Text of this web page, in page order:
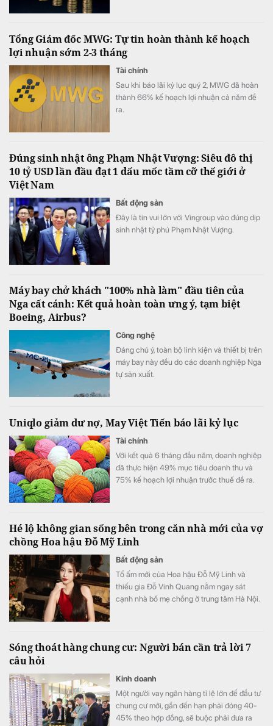
triển vọng chính sách của Fed.
Tổng Giám đốc MWG: Tự tin hoàn thành kế hoạch
lợi nhuận sớm 2-3 tháng
Tài chính
Sau khi báo lãi kỷ lục quý 2, MWG đã hoàn
thành 66% kế hoạch lợi nhuận cả năm đề
ra.
Đúng sinh nhật ông Phạm Nhật Vượng: Siêu đô thị
10 tỷ USD lần đầu đạt 1 dấu mốc tầm cỡ thế giới ở
Việt Nam
Bất động sản
Đây là tin vui lớn với Vingroup vào đúng dịp
sinh nhật tỷ phú Phạm Nhật Vượng.
Máy bay chở khách "100% nhà làm" đầu tiên của
Nga cất cánh: Kết quả hoàn toàn ưng ý, tạm biệt
Boeing, Airbus?
Công nghệ
Đáng chú ý, toàn bộ linh kiện và thiết bị trên
máy bay này đều do các doanh nghiệp Nga
tự sản xuất.
Uniqlo giảm dư nợ, May Việt Tiến báo lãi kỷ lục
Tài chính
Với kết quả 6 tháng đầu năm, doanh nghiệp
đã thực hiện 49% mục tiêu doanh thu và
75% kế hoạch lợi nhuận trước thuế đề ra.
Hé lộ không gian sống bên trong căn nhà mới của vợ
chồng Hoa hậu Đỗ Mỹ Linh
Bất động sản
Tổ ấm mới của Hoa hậu Đỗ Mỹ Linh và
thiếu gia Đỗ Vinh Quang nằm ngay sát
cạnh nhà bố mẹ chồng ở trung tâm Hà Nội.
Sóng thoát hàng chung cư: Người bán cần trả lời 7
câu hỏi
Kinh doanh
Một người vay ngân hàng tỉ lệ lớn để đầu tư
chung cư mới, gần đến hạn phải đóng 40-
45% theo hợp đồng, sẽ buộc phải đưa ra